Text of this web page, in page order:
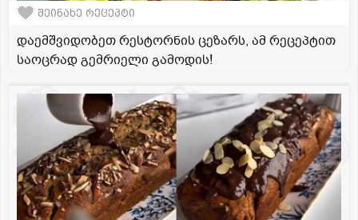
შეინახე რეცეპტი
დაემშვიდობეთ რესტორნის ცეზარს, ამ რეცეპტით
საოცრად გემრიელი გამოდის!